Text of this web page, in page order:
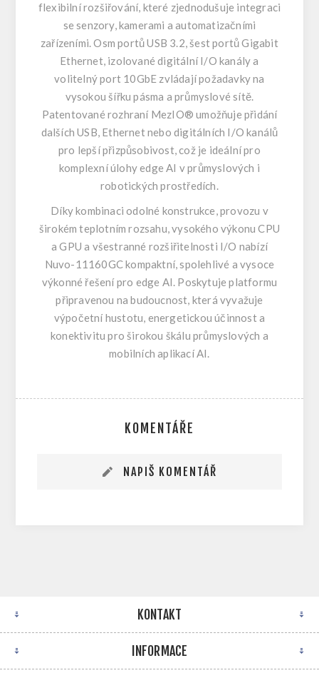
flexibilní rozšiřování, které zjednodušuje integraci
se senzory, kamerami a automatizačními
zařízeními. Osm portů USB 3.2, šest portů Gigabit
Ethernet, izolované digitální I/O kanály a
volitelný port 10GbE zvládají požadavky na
vysokou šířku pásma a průmyslové sítě.
Patentované rozhraní MezIO® umožňuje přidání
dalších USB, Ethernet nebo digitálních I/O kanálů
pro lepší přizpůsobivost, což je ideální pro
komplexní úlohy edge AI v průmyslových i
robotických prostředích.
Díky kombinaci odolné konstrukce, provozu v
širokém teplotním rozsahu, vysokého výkonu CPU
a GPU a všestranné rozšiřitelnosti I/O nabízí
Nuvo-11160GC kompaktní, spolehlivé a vysoce
výkonné řešení pro edge AI. Poskytuje platformu
připravenou na budoucnost, která vyvažuje
výpočetní hustotu, energetickou účinnost a
konektivitu pro širokou škálu průmyslových a
mobilních aplikací AI.
KOMENTÁŘE
NAPIŠ KOMENTÁŘ
KONTAKT
INFORMACE